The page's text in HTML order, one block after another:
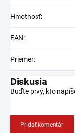
Hmotnosť:
EAN:
Priemer:
Diskusia
Buďte prvý, kto
Pridať komentár